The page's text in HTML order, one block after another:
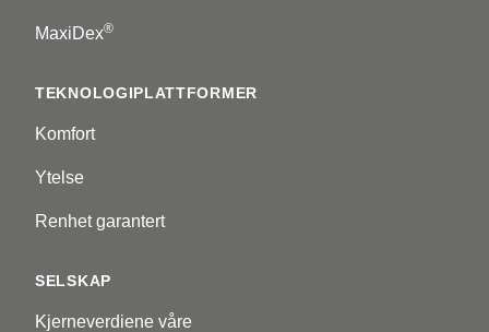
MaxiDex®
TEKNOLOGIPLATTFORMER
Komfort
Ytelse
Renhet garantert
SELSKAP
Kjerneverdiene våre